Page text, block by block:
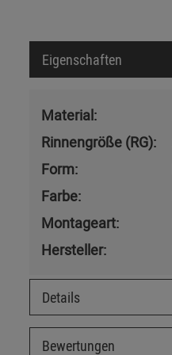
Eigenschaften
Material:
Rinnengröße (RG):
Form:
Farbe:
Montageart:
Hersteller:
Details
Bewertungen